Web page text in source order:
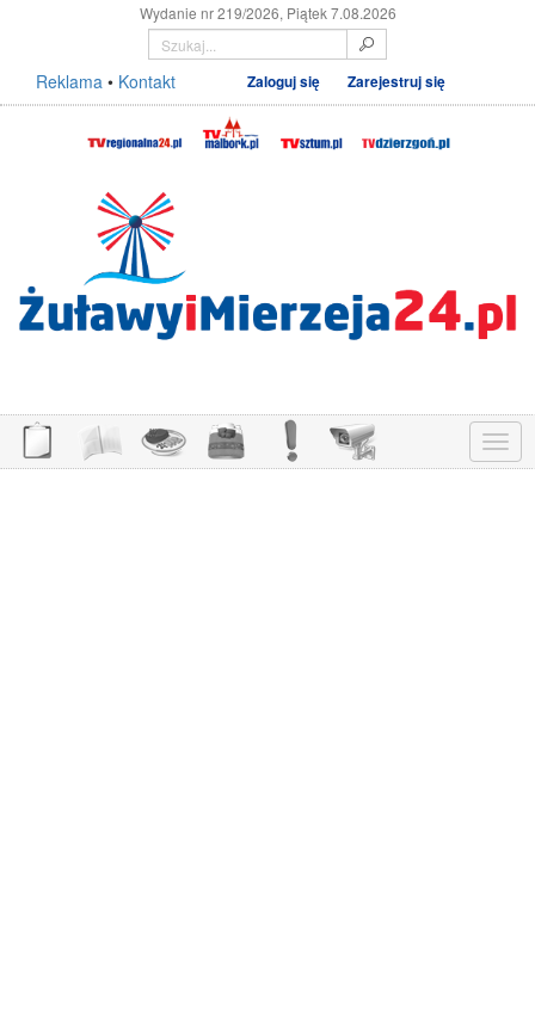
Wydanie nr 219/2026, Piątek 7.08.2026
Reklama • Kontakt Zaloguj się Zarejestruj się
Menu